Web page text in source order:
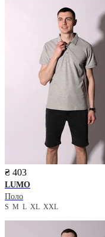
₴ 403
LUMO
Поло
S M L XL XXL